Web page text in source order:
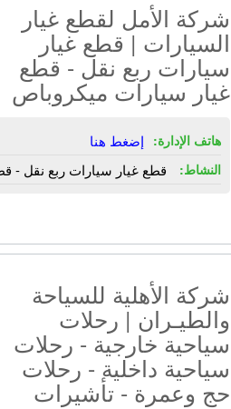
شركة الأمل لقطع غيار
السيارات | قطع غيار
سيارات ربع نقل - قطع
غيار سيارات ميكروباص
هاتف الإدارة: إضغط هنا
النشاط: قطع غيار سيارات ربع نقل -
شركة الأهلية للسياحة
والطيـران | رحلات
سياحية خارجية - رحلات
سياحية داخلية - رحلات
حج وعمرة - تأشيرات